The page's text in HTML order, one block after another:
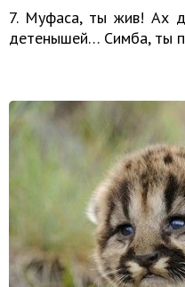
7. Муфаса, ты жив! Ах
детенышей… Симба, ты